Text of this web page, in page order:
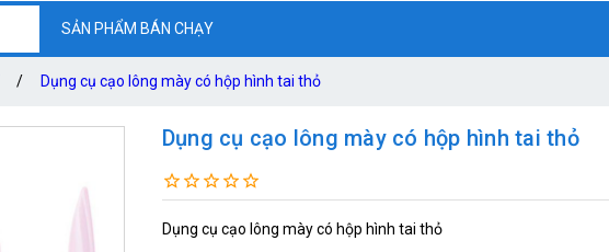
SẢN PHẨM BÁN CHẠY
/ Dụng cụ cạo lông mày có hộp hình tai thỏ
Dụng cụ cạo lông mày có hộp hình tai thỏ
Dụng cụ cạo lông mày có hộp hình tai thỏ